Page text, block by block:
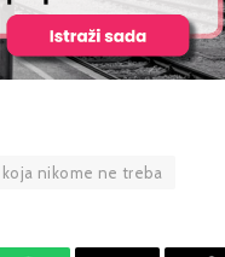
nikome ne treba